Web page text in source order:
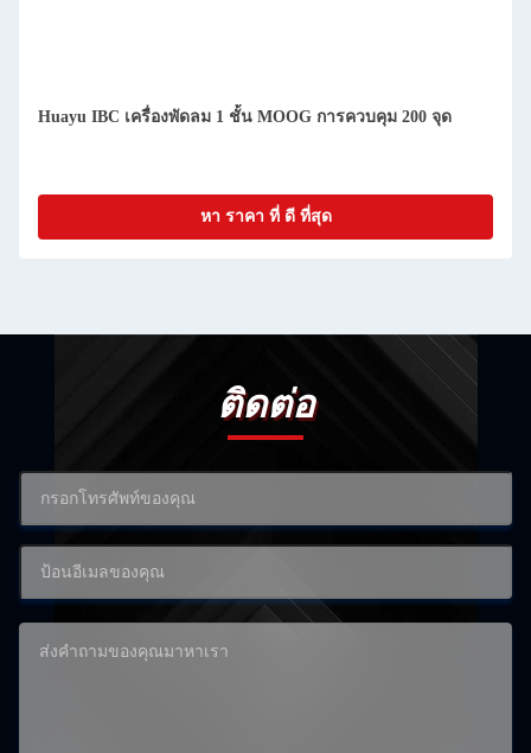
Huayu IBC เครื่องพัดลม 1 ชั้น MOOG การควบคุม 200 จุด
หา ราคา ที่ ดี ที่สุด
ติดต่อ